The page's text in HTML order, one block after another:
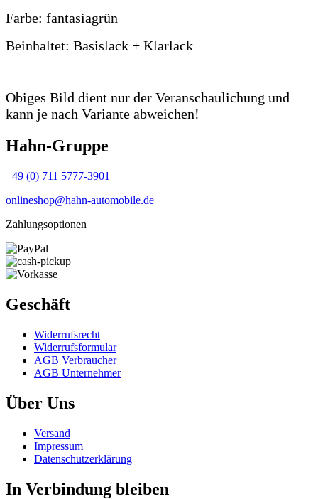
Farbe: fantasiagrün
Beinhaltet: Basislack + Klarlack
Obiges Bild dient nur der Veranschaulichung und
kann je nach Variante abweichen!
Hahn-Gruppe
+49 (0) 711 5777-3901
onlineshop@hahn-automobile.de
Zahlungsoptionen
Geschäft
Widerrufs­recht
Widerrufs­formular
AGB Verbraucher
AGB Unternehmer
Über Uns
Versand
Impressum
Daten­schutz­erklärung
In Verbindung bleiben